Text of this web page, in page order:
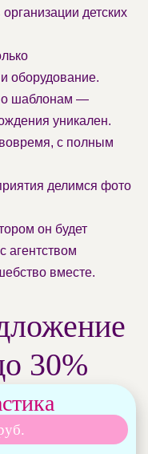
детских
оборудование.
шаблонам —
уникален.
с полным
делимся фото
он будет
агентством
вместе.
30%